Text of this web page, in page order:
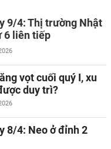
9/4: Thị trường Nhật
6 liên tiếp
vọt cuối quý I, xu
duy trì?
8/4: Neo ở đỉnh 2